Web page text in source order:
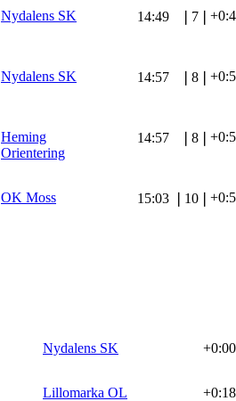
Nydalens SK 14:49 7
Nydalens SK 14:57 8
Heming
Orientering
14:57 8
OK Moss 15:03 10
Nydalens SK +0:00
Lillomarka OL +0:18